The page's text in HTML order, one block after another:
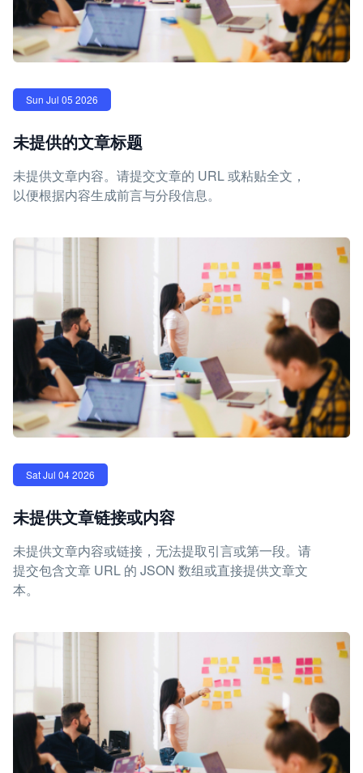
Sun Jul 05 2026
未提供的文章标题
未提供文章内容。请提交文章的 URL 或粘贴全文，
以便根据内容生成前言与分段信息。
Sat Jul 04 2026
未提供文章链接或内容
未提供文章内容或链接，无法提取引言或第一段。请
提交包含文章 URL 的 JSON 数组或直接提供文章文
本。